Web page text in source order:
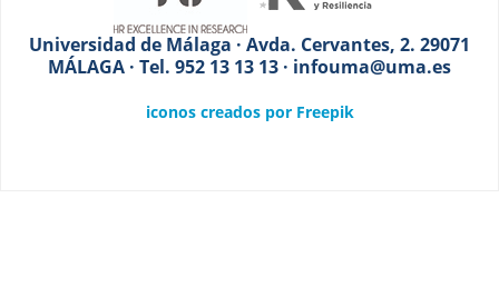
Universidad de Málaga · Avda. Cervantes, 2. 29071
MÁLAGA · Tel. 952 13 13 13 · infouma@uma.es
iconos creados por Freepik